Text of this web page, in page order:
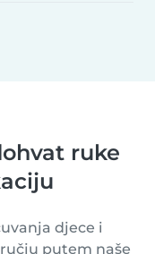
ruke
djece i
putem naše